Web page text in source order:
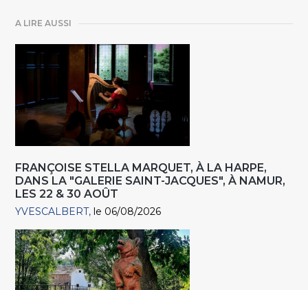
A LIRE AUSSI
FRANÇOISE STELLA MARQUET, À LA HARPE,
DANS LA "GALERIE SAINT-JACQUES", À NAMUR,
LES 22 & 30 AOÛT
YVESCALBERT le 06/08/2026